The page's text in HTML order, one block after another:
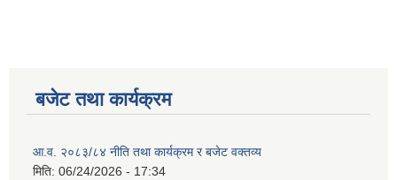
बजेट तथा कार्यक्रम
आ.व. २०८३/८४ नीति तथा कार्यक्रम र बजेट वक्तव्य
मिति: 06/24/2026 - 17:34